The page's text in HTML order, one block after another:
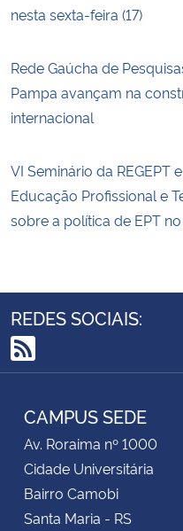
nesta sexta-feira (17)
Rede Gaúcha de
Pampa avançam na
internacional
VI Seminário da REGEPT
Educação Profissional e
sobre a política de EPT
REDES SOCIAIS:
RSS
CAMPUS SEDE
Av. Roraima nº 1000
Cidade Universitária
Bairro Camobi
Santa Maria - RS